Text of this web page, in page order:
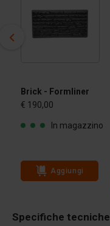
Brick - Formliner
€ 190,00
In magazzino
Aggiungi
Specifiche tecniche